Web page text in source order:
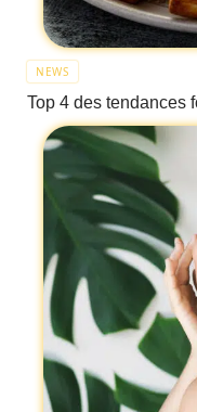
NEWS
Top 4 des tendances